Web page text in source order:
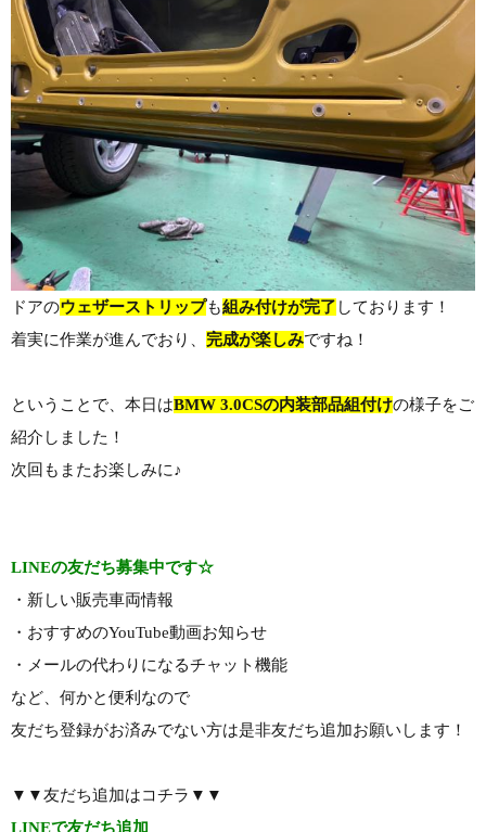
ドアのウェザーストリップも組み付けが完了 しております！
着実に作業が進んでおり、 完成が楽しみですね！
ということで、本日はBMW 3.0CSの内装部品組付けの様子をご
紹介しました！
次回もまたお楽しみに♪
LINEの友だち募集中です☆
・新しい販売車両情報
・おすすめのYouTube動画お知らせ
・メールの代わりになるチャット機能
など、何かと便利なので
友だち登録がお済みでない方は是非友だち追加お願いします！
▼▼友だち追加はコチラ▼▼
LINEで友だち追加